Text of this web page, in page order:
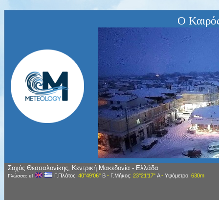
Ο
Σοχός Θεσσαλονίκης, Κεντρική Μακεδονία - Ελλάδα
Γλώσσα: el Γ.Πλάτος: 40°49'06" Β- Γ.Μήκος: 23°21'17" Α- Υψόμετρο: 630m